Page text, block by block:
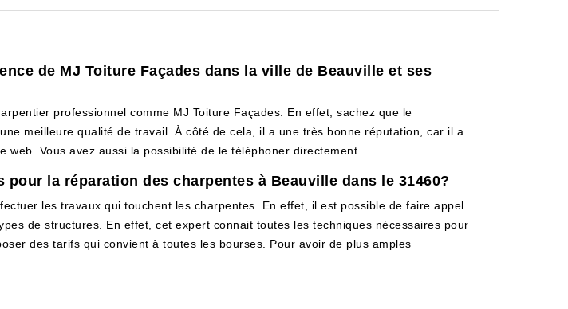
de MJ Toiture Façades dans la ville de Beauville et ses
professionnel comme MJ Toiture Façades. En effet, sachez que le
meilleure qualité de travail. À côté de cela, il a une très bonne réputation, car il a
Vous avez aussi la possibilité de le téléphoner directement.
la réparation des charpentes à Beauville dans le 31460?
les travaux qui touchent les charpentes. En effet, il est possible de faire appel
de structures. En effet, cet expert connait toutes les techniques nécessaires pour
des tarifs qui convient à toutes les bourses. Pour avoir de plus amples